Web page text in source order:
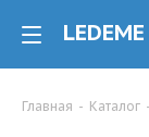
Главная - Каталог -